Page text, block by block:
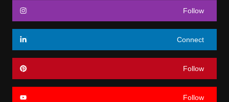
Follow
Connect
Follow
Follow